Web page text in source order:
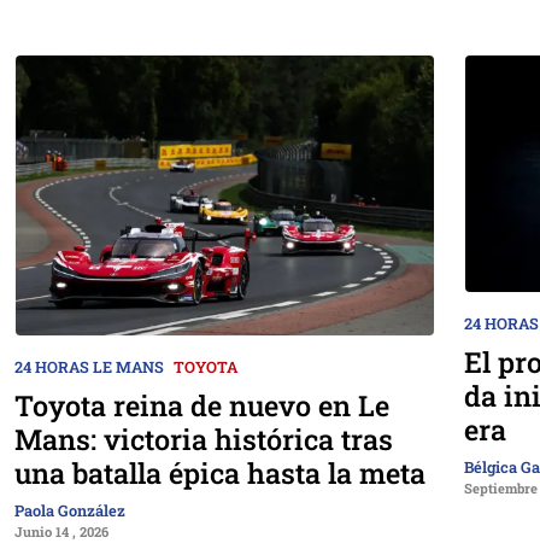
24 HORAS LE MANS TOYOTA
Toyota reina de nuevo en Le
Mans: victoria histórica tras
una batalla épica hasta la meta
Paola González
Junio 14 , 2026
24
El
da
era
Bélgica
Septiembre